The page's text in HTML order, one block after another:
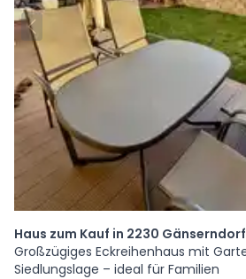
Haus zum Kauf in 2230 Gänserndorf
Großzügiges Eckreihenhaus mit
Siedlungslage – ideal für Familien